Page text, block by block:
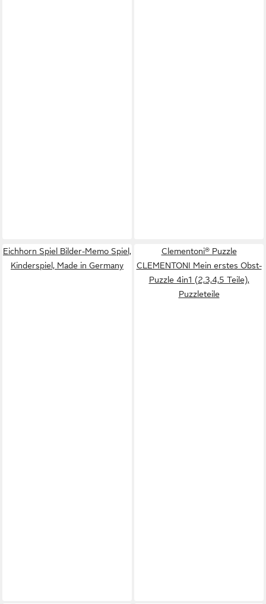
Eichhorn Spiel Bilder-Memo Spiel,
Kinderspiel, Made in Germany
Clementoni® Puzzle
CLEMENTONI Mein erstes Obst-
Puzzle 4in1 (2,3,4,5 Teile),
Puzzleteile